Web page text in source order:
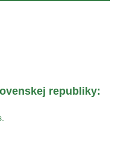
republiky: